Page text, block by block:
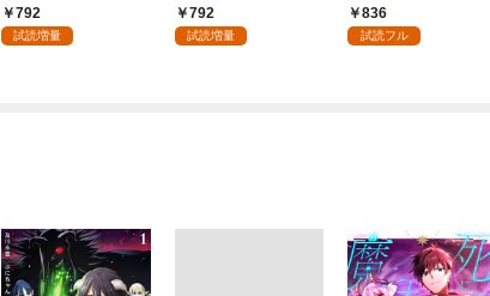
792
試読増量
792
試読増量
国編】 ０１
836
試読フル